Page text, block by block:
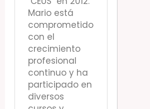
Mario está
comprometido
con el
crecimiento
profesional
continuo y ha
participado en
diversos